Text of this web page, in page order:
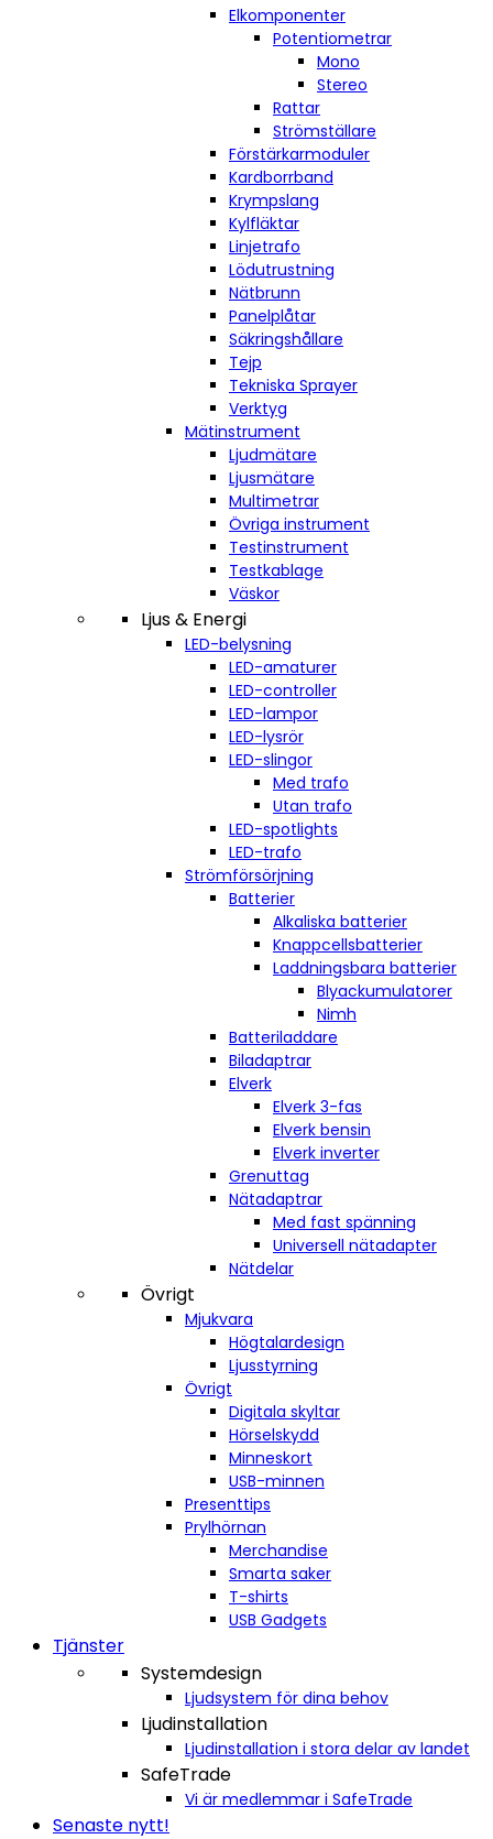
Elkomponenter
Potentiometrar
Mono
Stereo
Rattar
Strömställare
Förstärkarmoduler
Kardborrband
Krympslang
Kylfläktar
Linjetrafo
Lödutrustning
Nätbrunn
Panelplåtar
Säkringshållare
Tejp
Tekniska Sprayer
Verktyg
Mätinstrument
Ljudmätare
Ljusmätare
Multimetrar
Övriga instrument
Testinstrument
Testkablage
Väskor
Ljus & Energi
LED-belysning
LED-amaturer
LED-controller
LED-lampor
LED-lysrör
LED-slingor
Med trafo
Utan trafo
LED-spotlights
LED-trafo
Strömförsörjning
Batterier
Alkaliska batterier
Knappcellsbatterier
Laddningsbara batterier
Blyackumulatorer
Nimh
Batteriladdare
Biladaptrar
Elverk
Elverk 3-fas
Elverk bensin
Elverk inverter
Grenuttag
Nätadaptrar
Med fast spänning
Universell nätadapter
Nätdelar
Övrigt
Mjukvara
Högtalardesign
Ljusstyrning
Övrigt
Digitala skyltar
Hörselskydd
Minneskort
USB-minnen
Presenttips
Prylhörnan
Merchandise
Smarta saker
T-shirts
USB Gadgets
Tjänster
Systemdesign
Ljudsystem för dina behov
Ljudinstallation
Ljudinstallation i stora delar av landet
SafeTrade
Vi är medlemmar i SafeTrade
Senaste nytt!